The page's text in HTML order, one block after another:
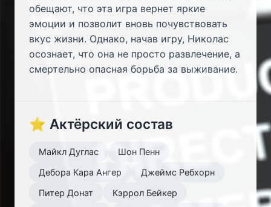
обещают, что эта игра вернет яркие
эмоции и позволит вновь почувствовать
вкус жизни. Однако, начав игру, Николас
осознает, что она не просто развлечение, а
смертельно опасная борьба за выживание.
⭐ Актёрский состав
Майкл Дуглас
Шон Пенн
Дебора Кара Ангер
Джеймс Ребхорн
Питер Донат
Кэррол Бейкер